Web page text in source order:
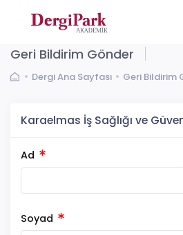
Geri Bildirim Gönder
Dergi Ana Sayfası Geri Bildirim
Karaelmas İş Sağlığı ve
Ad
Soyad